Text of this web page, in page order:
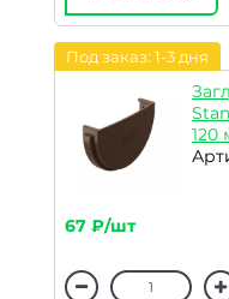
Под заказ: 1-3 дня
120
67 ₽/шт